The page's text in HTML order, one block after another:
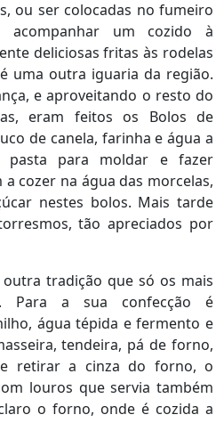
ou ser colocadas no fumeiro
um cozido à
deliciosas fritas às rodelas
uma outra iguaria da região.
e aproveitando o resto do
eram feitos os Bolos de
de canela, farinha e água a
pasta para moldar e fazer
cozer na água das morcelas,
nestes bolos. Mais tarde
tão apreciados por
tradição que só os mais
Para a sua confecção é
água tépida e fermento e
tendeira, pá de forno,
retirar a cinza do forno, o
louros que servia também
o forno, onde é cozida a